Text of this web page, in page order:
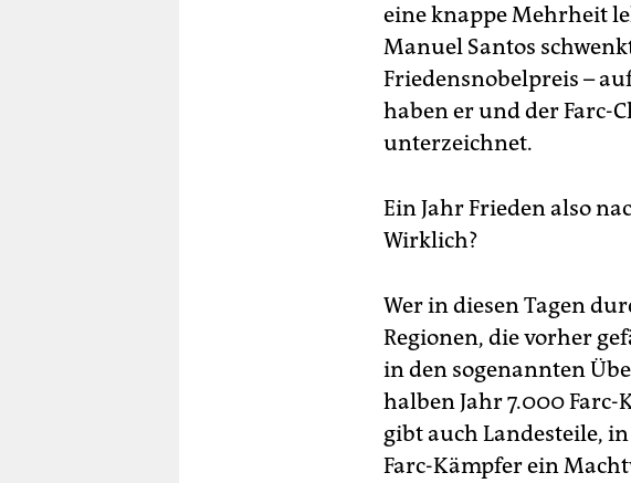
eine knappe Mehrheit
Manuel Santos
Friedensnobelpreis –
haben er und der Farc-
unterzeichnet.
Ein Jahr Frieden also
Wirklich?
Wer in diesen Tagen
Regionen, die vorher
in den sogenannten
halben Jahr 7.000 Farc-
gibt auch Landesteile,
Farc-Kämpfer ein